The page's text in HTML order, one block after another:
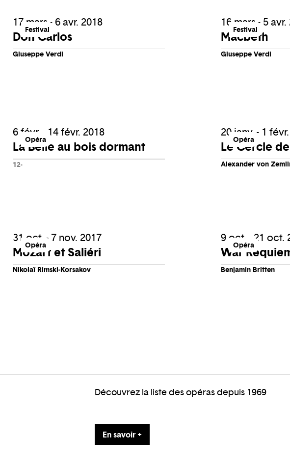
Festival
17 mars - 6 avr. 2018
Don Carlos
Giuseppe Verdi
Festival
16 mars - 5 avr.
Macbeth
Giuseppe Verdi
Opéra
6 févr. - 14 févr. 2018
La Belle au bois dormant
12-
Opéra
20 janv. - 1
Le Cercle
Alexander von
Opéra
31 oct. - 7 nov. 2017
Mozart et Saliéri
Nikolaï Rimski-Korsakov
Opéra
9 oct. - 21 oct.
War
Benjamin Britten
Découvrez la liste des opéras depuis 1969
En savoir +